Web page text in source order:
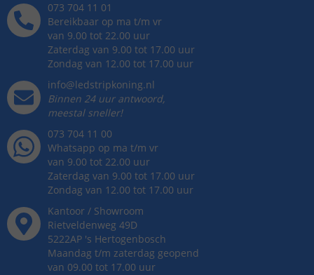
073 704 11 01
Bereikbaar op ma t/m vr
van 9.00 tot 22.00 uur
Zaterdag van 9.00 tot 17.00 uur
Zondag van 12.00 tot 17.00 uur
info@ledstripkoning.nl
Binnen 24 uur antwoord,
meestal sneller!
073 704 11 00
Whatsapp op ma t/m vr
van 9.00 tot 22.00 uur
Zaterdag van 9.00 tot 17.00 uur
Zondag van 12.00 tot 17.00 uur
Kantoor / Showroom
Rietveldenweg 49D
5222AP 's Hertogenbosch
Maandag t/m zaterdag geopend
van 09.00 tot 17.00 uur